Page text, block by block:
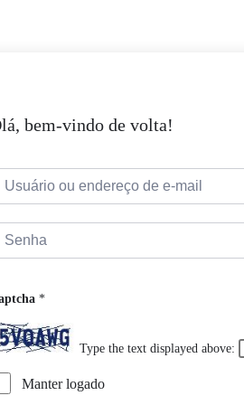
bem-vindo de volta!
*
Type the text displayed above:
Manter logado